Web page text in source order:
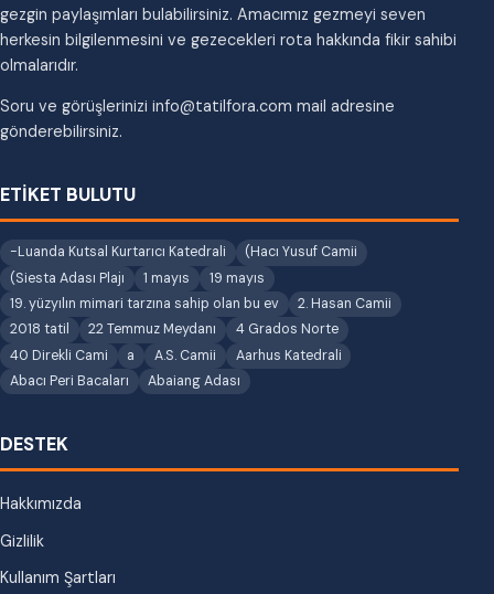
gezgin paylaşımları bulabilirsiniz. Amacımız gezmeyi seven
herkesin bilgilenmesini ve gezecekleri rota hakkında fikir sahibi
olmalarıdır.
Soru ve görüşlerinizi info@tatilfora.com mail adresine
gönderebilirsiniz.
ETİKET BULUTU
-Luanda Kutsal Kurtarıcı Katedrali
(Hacı Yusuf Camii
(Siesta Adası Plajı
1 mayıs
19 mayıs
19. yüzyılın mimari tarzına sahip olan bu ev
2. Hasan Camii
2018 tatil
22 Temmuz Meydanı
4 Grados Norte
40 Direkli Cami
a A.S. Camii
Aarhus Katedrali
Abacı Peri Bacaları
Abaiang Adası
DESTEK
Hakkımızda
Gizlilik
Kullanım Şartları